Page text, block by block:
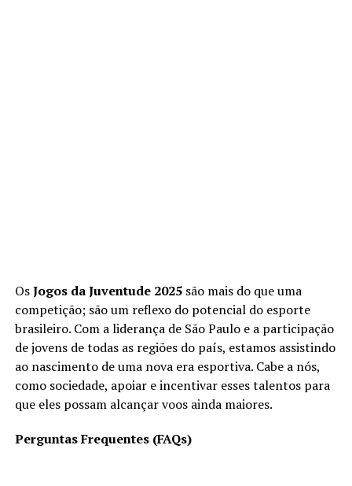
OsJogos da Juventude 2025são mais do que uma
competição; são um reflexo do potencial do esporte
brasileiro. Com a liderança de São Paulo e a participação
de jovens de todas as regiões do país, estamos assistindo
ao nascimento de uma nova era esportiva. Cabe a nós,
como sociedade, apoiar e incentivar esses talentos para
que eles possam alcançar voos ainda maiores.
Perguntas Frequentes (FAQs)